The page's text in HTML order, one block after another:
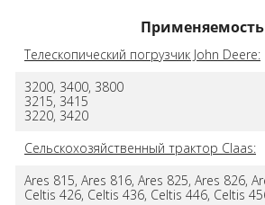
Применяемость
Телескопический погрузчик John Deere:
3200, 3400, 3800
3215, 3415
3220, 3420
Сельскохозяйственный трактор Claas:
Ares 815, Ares 816, Ares 825, Ares 826,
Celtis 426, Celtis 436, Celtis 446, Celtis